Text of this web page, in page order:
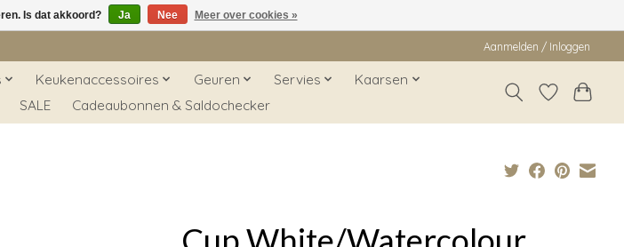
Aanmelden / Inloggen
Keukenaccessoires Geuren Servies
Kaarsen
SALE Cadeaubonnen & Saldochecker
Is dat akkoord? Ja Nee Meer over cookies »